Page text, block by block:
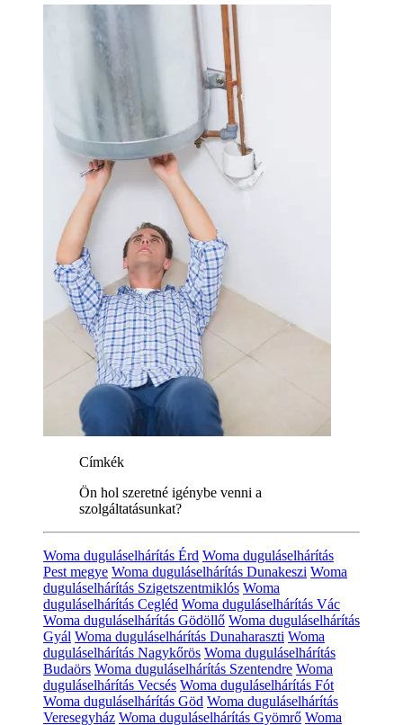
Címkék
Ön hol szeretné igénybe venni a
szolgáltatásunkat?
Woma duguláselhárítás Érd Woma duguláselhárítás
Pest megye Woma duguláselhárítás Dunakeszi Woma
duguláselhárítás Szigetszentmiklós Woma
duguláselhárítás Cegléd Woma duguláselhárítás Vác
Woma duguláselhárítás Gödöllő Woma duguláselhárítás
Gyál Woma duguláselhárítás Dunaharaszti Woma
duguláselhárítás Nagykőrös Woma duguláselhárítás
Budaörs Woma duguláselhárítás Szentendre Woma
duguláselhárítás Vecsés Woma duguláselhárítás Fót
Woma duguláselhárítás Göd Woma duguláselhárítás
Veresegyház Woma duguláselhárítás Gyömrő Woma